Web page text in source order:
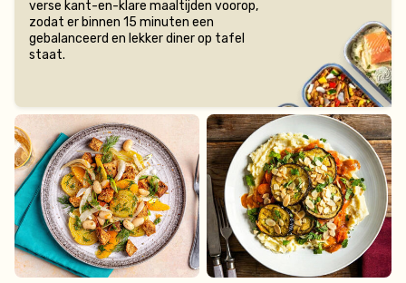
verse kant-en-klare maaltijden voorop,
zodat er binnen 15 minuten een
gebalanceerd en lekker diner op tafel
staat.